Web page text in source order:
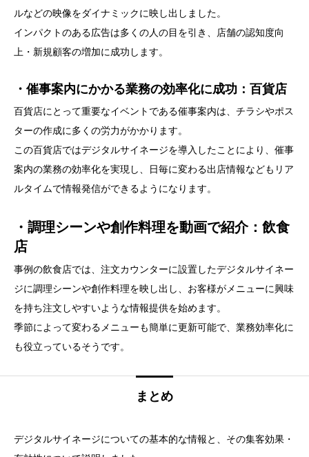
ルなどの映像をダイナミックに映し出しました。
インパクトのある広告は多くの人の目を引き、店舗の認知度向
上・新規顧客の増加に成功します。
・催事案内にかかる業務の効率化に成功：百貨店
百貨店にとって重要なイベントである催事案内は、チラシやポス
ターの作成に多くの労力がかかります。
この百貨店ではデジタルサイネージを導入したことにより、催事
案内の業務の効率化を実現し、日毎に変わる出店情報などもリア
ルタイムで情報発信ができるようになります。
・調理シーンや創作料理を動画で紹介：飲食
店
事例の飲食店では、注文カウンターに設置したデジタルサイネー
ジに調理シーンや創作料理を映し出し、お客様がメニューに興味
を持ち注文しやすいような情報提供を始めます。
季節によって変わるメニューも簡単に更新可能で、業務効率化に
も役立っているそうです。
まとめ
デジタルサイネージについての基本的な情報と、その集客効果・